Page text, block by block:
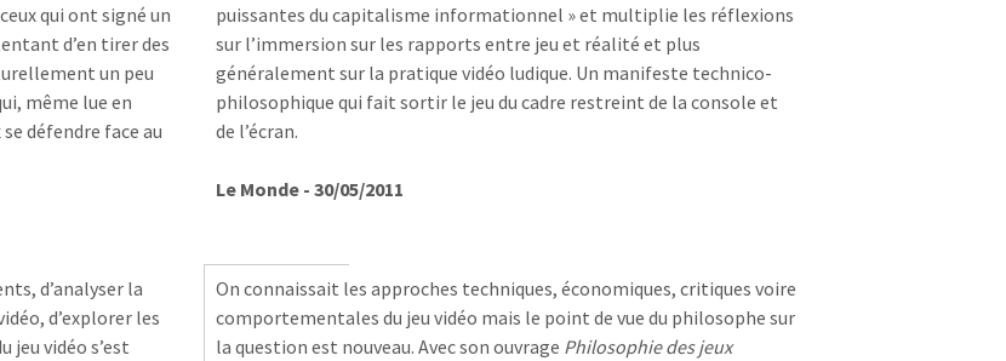
qui ont signé un
d’en tirer des
un peu
même lue en
défendre face au
puissantes du capitalisme informationnel » et multiplie les réflexions
sur l’immersion sur les rapports entre jeu et réalité et plus
généralement sur la pratique vidéo ludique. Un manifeste technico-
philosophique qui fait sortir le jeu du cadre restreint de la console et
de l’écran.
Le Monde - 30/05/2011
d’analyser la
d’explorer les
jeu vidéo s’est
On connaissait les approches techniques, économiques, critiques voire
comportementales du jeu vidéo mais le point de vue du philosophe sur
la question est nouveau. Avec son ouvrage Philosophie des jeux